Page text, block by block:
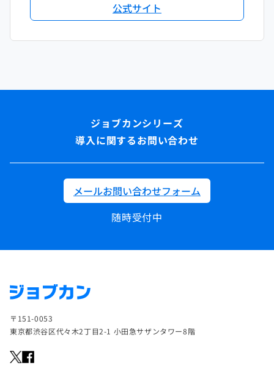
公式サイト
導入に関するお問い合わせ
メールお問い合わせフォーム
随時受付中
〒151-0053
東京都渋谷区代々木2丁目2-1 小田急サザンタワー8階